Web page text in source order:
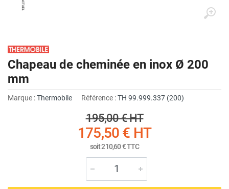
Chapeau de cheminée en inox Ø 200
mm
Marque :Thermobile Référence :TH 99.999.337 (200)
195,00 €HT
175,50 € HT
soit210,60 €TTC